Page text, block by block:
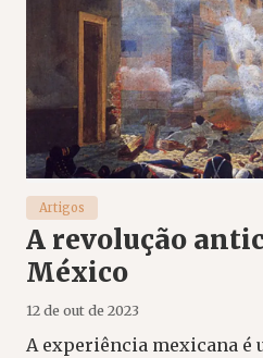
Artigos
A revolução
México
12 de out de 2023
A experiência mexicana é